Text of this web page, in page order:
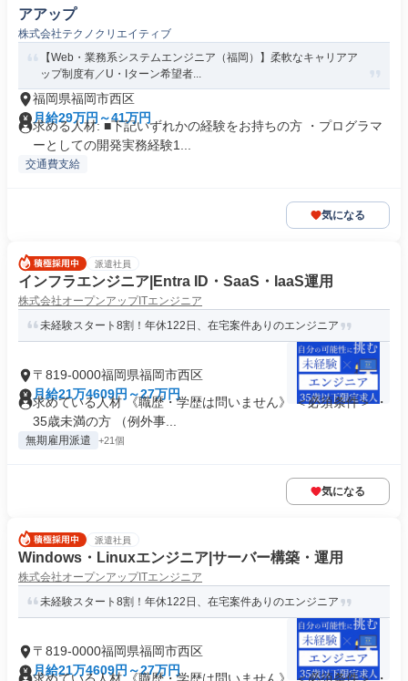
アアップ
株式会社テクノクリエイティブ
【Web・業務系システムエンジニア（福岡）】柔軟なキャリアア
ップ制度有／U・Iターン希望者...
福岡県福岡市西区
月給29万円～41万円
求める人材: ■下記いずれかの経験をお持ちの方 ・プログラマ
ーとしての開発実務経験1...
交通費支給
気になる
派遣社員
インフラエンジニア|Entra ID・SaaS・IaaS運用
株式会社オープンアップITエンジニア
未経験スタート8割！年休122日、在宅案件ありのエンジニア
〒819-0000福岡県福岡市西区
月給21万4609円～27万円
求めている人材 《職歴・学歴は問いません》 ＜必須条件＞ ・
35歳未満の方 （例外事...
無期雇用派遣 +21個
気になる
派遣社員
Windows・Linuxエンジニア|サーバー構築・運用
株式会社オープンアップITエンジニア
未経験スタート8割！年休122日、在宅案件ありのエンジニア
〒819-0000福岡県福岡市西区
月給21万4609円～27万円